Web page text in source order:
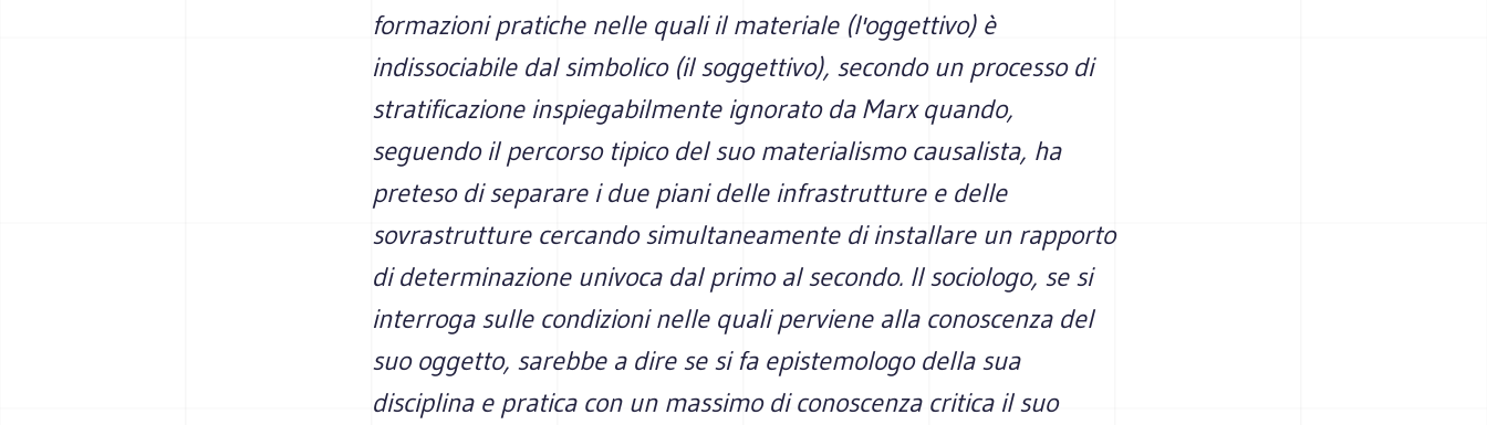
formazioni pratiche nelle quali il materiale (l'oggettivo) è
indissociabile dal simbolico (il soggettivo), secondo un processo di
stratificazione inspiegabilmente ignorato da Marx quando,
seguendo il percorso tipico del suo materialismo causalista, ha
preteso di separare i due piani delle infrastrutture e delle
sovrastrutture cercando simultaneamente di installare un rapporto
di determinazione univoca dal primo al secondo. Il sociologo, se si
interroga sulle condizioni nelle quali perviene alla conoscenza del
suo oggetto, sarebbe a dire se si fa epistemologo della sua
disciplina e pratica con un massimo di conoscenza critica il suo